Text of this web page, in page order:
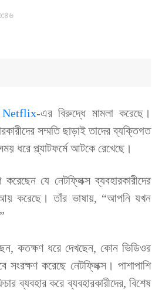
Netflix-এর বিরুদ্ধে মামলা করেছে।
সম্মতি ছাড়াই তাদের ব্যক্তিগত
ধরে প্ল্যাটফর্মে আটকে রেখেছে।
যে নেটফ্লিক্স ব্যবহারকারীদের
করেছে। তাঁর ভাষায়, “আপনি যখন
কতক্ষণ ধরে দেখছেন, কোন ভিডিওর
করেছে নেটফ্লিক্স। পাশাপাশি
ব্যবহার করে ব্যবহারকারীদের, বিশেষ